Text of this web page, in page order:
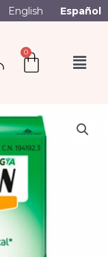
English Español
0